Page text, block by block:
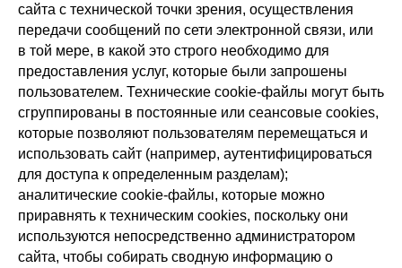
сайта с технической точки зрения, осуществления
передачи сообщений по сети электронной связи, или
в той мере, в какой это строго необходимо для
предоставления услуг, которые были запрошены
пользователем. Технические cookie-файлы могут быть
сгруппированы в постоянные или сеансовые cookies,
которые позволяют пользователям перемещаться и
использовать сайт (например, аутентифицироваться
для доступа к определенным разделам);
аналитические cookie-файлы, которые можно
приравнять к техническим cookies, поскольку они
используются непосредственно администратором
сайта, чтобы собирать сводную информацию о